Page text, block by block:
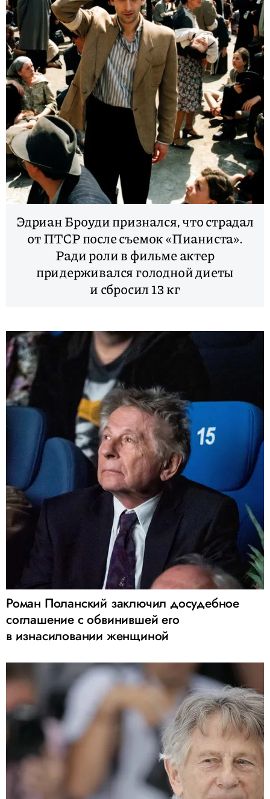
Эдриан Броуди признался, что страдал
от ПТСР после съемок «Пианиста».
Ради роли в фильме актер
придерживался голодной диеты
и сбросил 13 кг
Роман Поланский заключил досудебное
соглашение с обвинившей его
в изнасиловании женщиной